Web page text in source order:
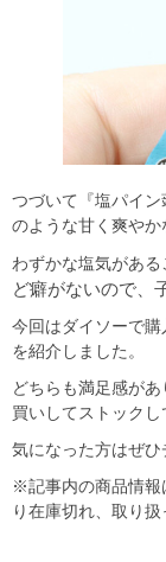
つづいて『塩パイ
のような甘く爽やか
わずかな塩気がある
ど癖がないので、
今回はダイソーで購
を紹介しました。
どちらも満足感が
買いしてストックし
気になった方はぜひ
※記事内の商品情報
り在庫切れ、取り扱